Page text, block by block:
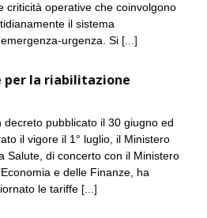
criticità operative che coinvolgono
il sistema
urgenza. Si [...]
la riabilitazione
decreto pubblicato il 30 giugno ed
il vigore il 1° luglio, il Ministero
Salute, di concerto con il Ministero
e delle Finanze, ha
le tariffe [...]